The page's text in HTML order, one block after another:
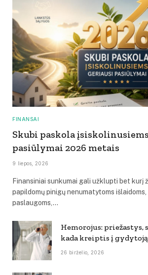
FINANSAI
Skubi paskola
pasiūlymai 2026 metais
9 liepos, 2026
Finansiniai sunkumai gali užklupti bet kurį
papildomų pinigų nenumatytoms išlaidoms,
paslaugoms,…
Hemorojus:
kada kreiptis į gydytoją
26 birželio, 2026